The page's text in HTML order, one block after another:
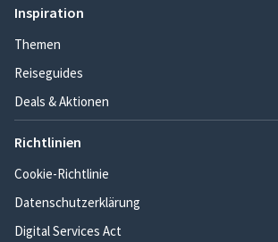
Inspiration
Themen
Reiseguides
Deals & Aktionen
Richtlinien
Cookie-Richtlinie
Datenschutzerklärung
Digital Services Act